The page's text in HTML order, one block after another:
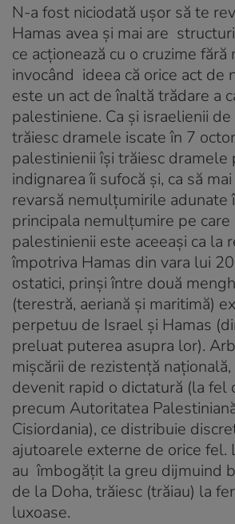
N-a fost niciodată uşor să te
Hamas avea şi mai are
ce acţionează cu o cruzime fără
invocând ideea că orice act de
este un act de înaltă trădare a
palestiniene. Ca şi israelienii de
trăiesc dramele iscate în 7
palestinienii îşi trăiesc dramele
indignarea îi sufocă şi, ca să
revarsă nemulţumirile adunate
principala nemulţumire pe care
palestinienii este aceeaşi ca la
împotriva Hamas din vara lui
ostatici, prinşi între două
(terestră, aeriană şi maritimă)
perpetuu de Israel şi Hamas
preluat puterea asupra lor).
mişcării de rezistenţă
devenit rapid o dictatură (la fel
precum Autoritatea
Cisiordania), ce distribuie
ajutoarele externe de orice fel.
au îmbogăţit la greu dijmuind
de la Doha, trăiesc (trăiau) la
luxoase.